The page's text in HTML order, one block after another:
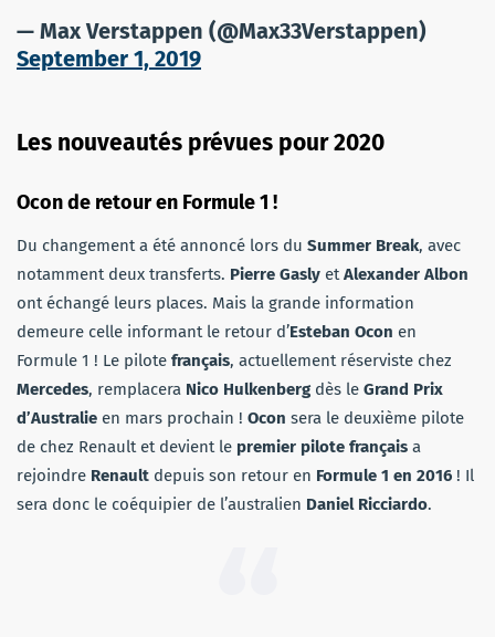
— Max Verstappen (@Max33Verstappen)
September 1, 2019
Les nouveautés prévues pour 2020
Ocon de retour en Formule 1 !
Du changement a été annoncé lors du Summer Break, avec
notamment deux transferts. Pierre Gasly etAlexander Albon
ont échangé leurs places. Mais la grande information
demeure celle informant le retour d’Esteban Ocon en
Formule 1 ! Le pilote français, actuellement réserviste chez
Mercedes, remplacera Nico Hulkenbergdès le Grand Prix
d’Australie en mars prochain ! Ocon sera le deuxième pilote
de chez Renault et devient le premier pilote français a
rejoindre Renault depuis son retour en Formule 1 en 2016 ! Il
sera donc le coéquipier de l’australien Daniel Ricciardo.